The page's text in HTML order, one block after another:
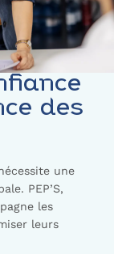
des
une
PEP’S,
les
leurs